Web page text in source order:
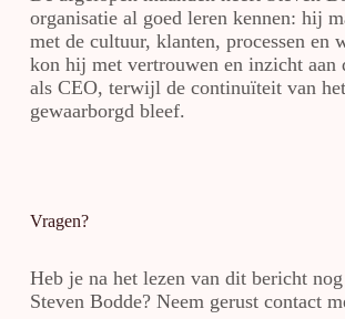
organisatie al goed leren kennen: hij
met de cultuur, klanten, processen en
kon hij met vertrouwen en inzicht aan
als CEO, terwijl de continuïteit van
gewaarborgd bleef.
Vragen?
Heb je na het lezen van dit bericht
Steven Bodde? Neem gerust contact